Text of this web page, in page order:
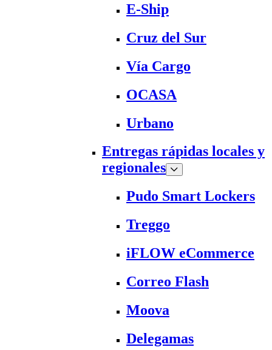
E-Ship
Cruz del Sur
Vía Cargo
OCASA
Urbano
Entregas rápidas locales y
regionales
Pudo Smart Lockers
Treggo
iFLOW eCommerce
Correo Flash
Moova
Delegamas